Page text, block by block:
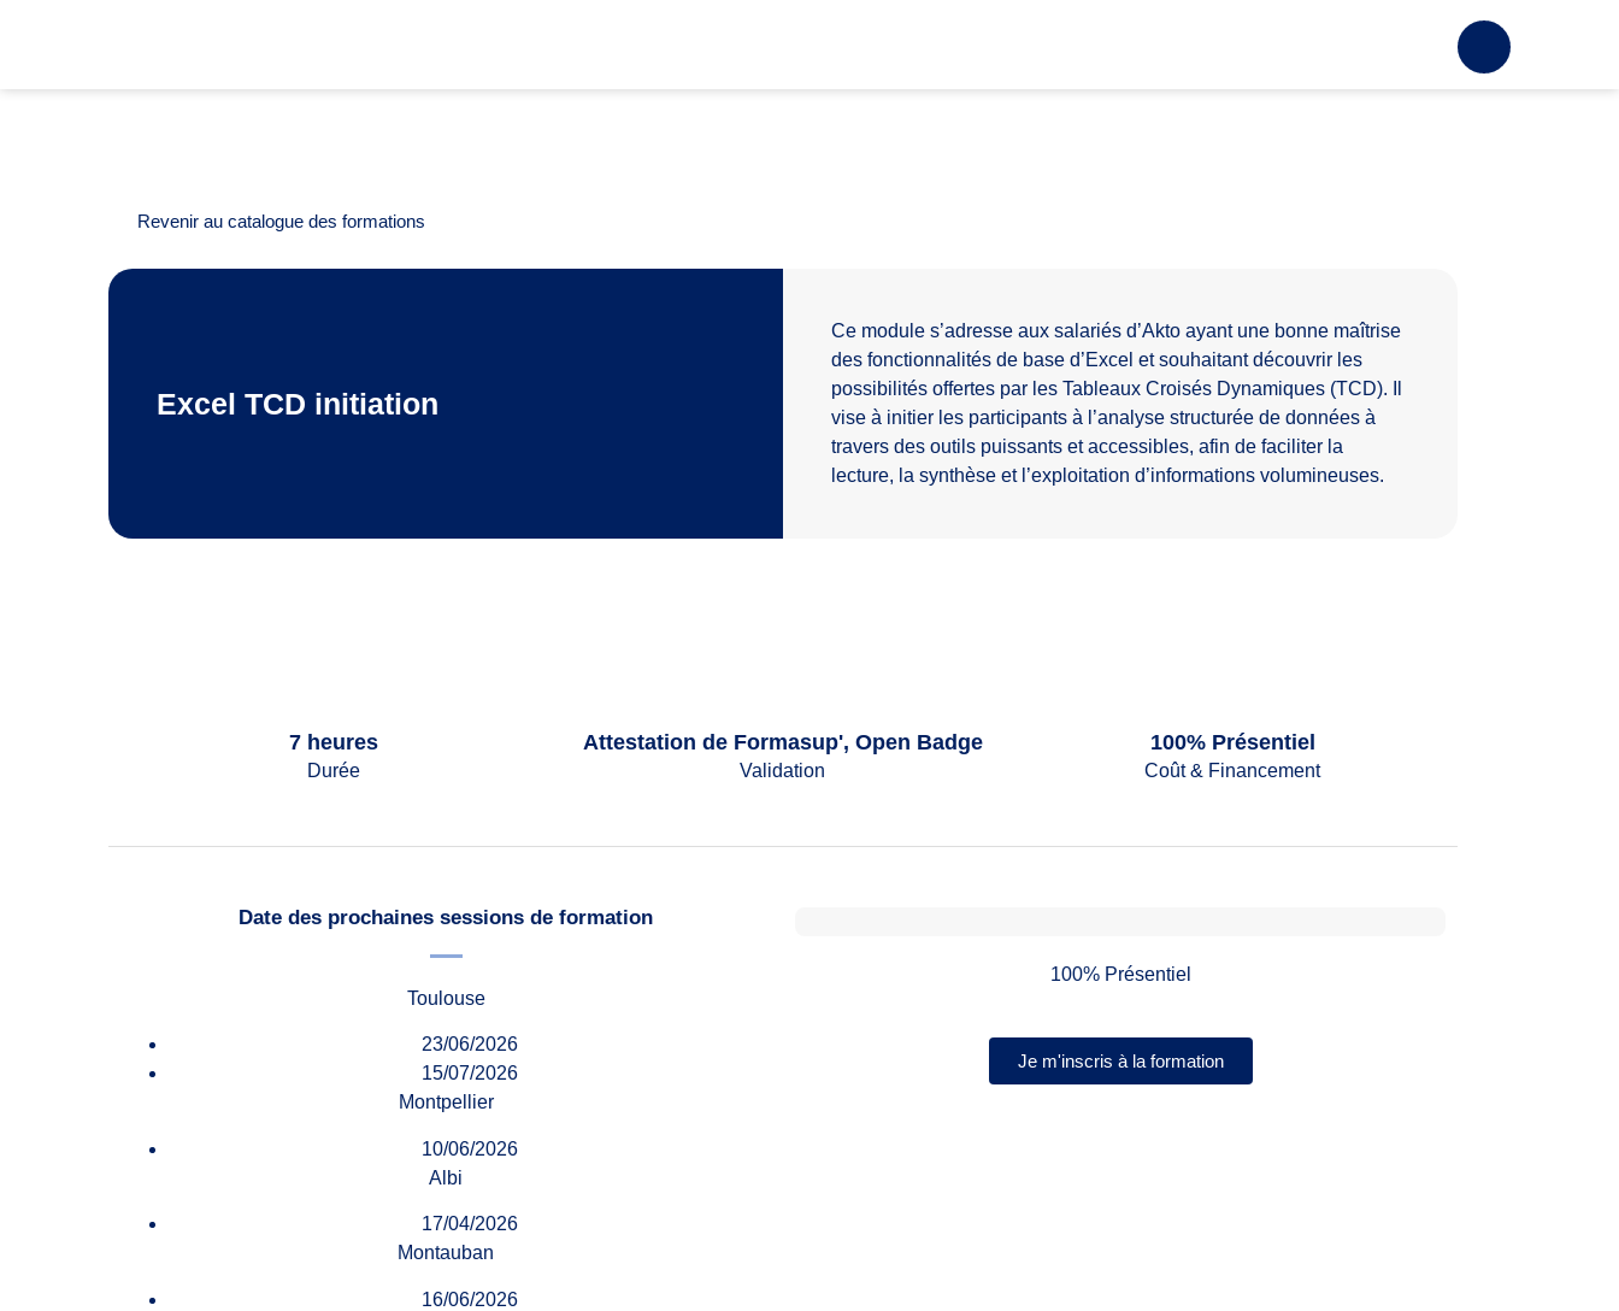
Revenir au catalogue des formations
Excel TCD initiation
Ce module s’adresse aux salariés d’Akto ayant une bonne maîtrise
des fonctionnalités de base d’Excel et souhaitant découvrir les
possibilités offertes par les Tableaux Croisés Dynamiques (TCD). Il
vise à initier les participants à l’analyse structurée de données à
travers des outils puissants et accessibles, afin de faciliter la
lecture, la synthèse et l’exploitation d’informations volumineuses.
7 heures
Durée
Attestation de Formasup', Open Badge
Validation
100% Présentiel
Coût & Financement
Date des prochaines sessions de formation
Toulouse
23/06/2026
15/07/2026
Montpellier
10/06/2026
Albi
17/04/2026
Montauban
16/06/2026
100% Présentiel
Je m'inscris à la formation